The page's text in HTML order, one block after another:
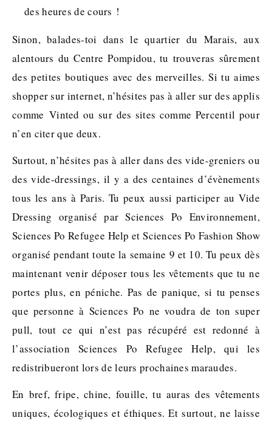
des heures de cours !
Sinon, balades-toi dans le quartier du Marais, aux
alentours du Centre Pompidou, tu trouveras sûrement
des petites boutiques avec des merveilles. Si tu aimes
shopper sur internet, n’hésites pas à aller sur des applis
comme Vinted ou sur des sites comme Percentil pour
n’en citer que deux.
Surtout, n’hésites pas à aller dans des vide-greniers ou
des vide-dressings, il y a des centaines d’évènements
tous les ans à Paris. Tu peux aussi participer au Vide
Dressing organisé par Sciences Po Environnement,
Sciences Po Refugee Help et Sciences Po Fashion Show
organisé pendant toute la semaine 9 et 10. Tu peux dès
maintenant venir déposer tous les vêtements que tu ne
portes plus, en péniche. Pas de panique, si tu penses
que personne à Sciences Po ne voudra de ton super
pull, tout ce qui n’est pas récupéré est redonné à
l’association Sciences Po Refugee Help, qui les
redistribueront lors de leurs prochaines maraudes.
En bref, fripe, chine, fouille, tu auras des vêtements
uniques, écologiques et éthiques. Et surtout, ne laisse